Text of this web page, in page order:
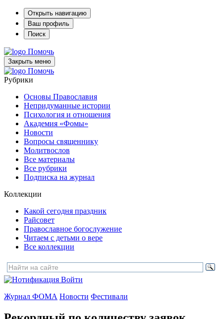
Открыть навигацию
Ваш профиль
Поиск
Помочь
Закрыть меню
Помочь
Рубрики
Основы Православия
Непридуманные истории
Психология и отношения
Академия «Фомы»
Новости
Вопросы священнику
Молитвослов
Все материалы
Все рубрики
Подписка на журнал
Коллекции
Какой сегодня праздник
Райсовет
Православное богослужение
Читаем с детьми о вере
Все коллекции
Войти
Журнал ФОМА Новости Фестивали